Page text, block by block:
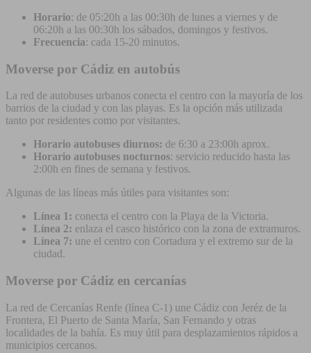
Horario: de 05:20h a las 00:30h de lunes a viernes y de
06:20h a las 00:30h los sábados, domingos y festivos.
Frecuencia: cada 15-20 minutos.
Moverse por Cádiz en autobús
La red de autobuses urbanos conecta el centro con la mayoría de los
barrios de la ciudad y con las playas. Es la opción más utilizada
tanto por residentes como por visitantes.
Horario autobuses diurnos: de 6:30 a 23:00h aprox.
Horario autobuses nocturnos: servicio reducido hasta las
2:00h en fines de semana y festivos.
Algunas de las líneas más útiles para visitantes son:
Línea 1: conecta el centro con la Playa de la Victoria.
Línea 2: enlaza el casco histórico con la zona de extramuros.
Línea 7: une el centro con Cortadura y el extremo sur de la
ciudad.
Moverse por Cádiz en cercanías
La red de Cercanías Renfe (línea C-1) une Cádiz con Jeréz de la
Frontera, El Puerto de Santa María, San Fernando y otras
localidades de la bahía. Es muy útil para desplazamientos rápidos a
municipios cercanos.